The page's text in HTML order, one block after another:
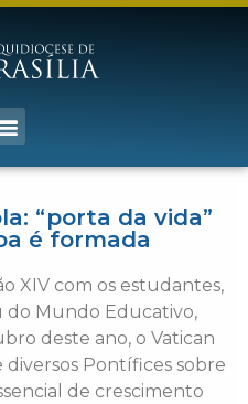
“porta da vida”
é formada
XIV com os estudantes,
do Mundo Educativo,
deste ano, o Vatican
Pontífices sobre
de crescimento